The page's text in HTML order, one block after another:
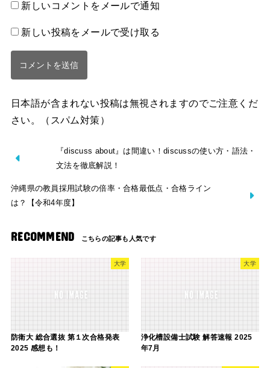
新しいコメントをメールで通知
新しい投稿をメールで受け取る
日本語が含まれない投稿は無視されますのでご注意くだ
さい。（スパム対策）
『discuss about』は間違い！discussの使い方・語法・
文法を徹底解説！
沖縄県の教員採用試験の倍率・合格最低点・合格ライン
は？【令和4年度】
RECOMMEND
大学
防衛大 総合選抜 第１次合格発表
2025 感想も！
大学
浄化槽設備士試験 解答速報 2025
年7月